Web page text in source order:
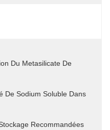
Du Metasilicate De
De Sodium Soluble Dans
Recommandées